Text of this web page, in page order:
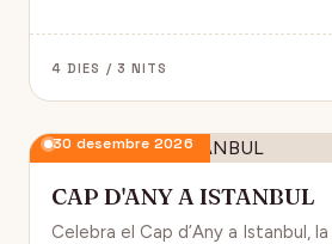
destinacions nadalenques
4 DIES / 3 NITS
30 desembre 2026
CAP D'ANY A ISTANBUL
Celebra el Cap d’Any a Istanbul,